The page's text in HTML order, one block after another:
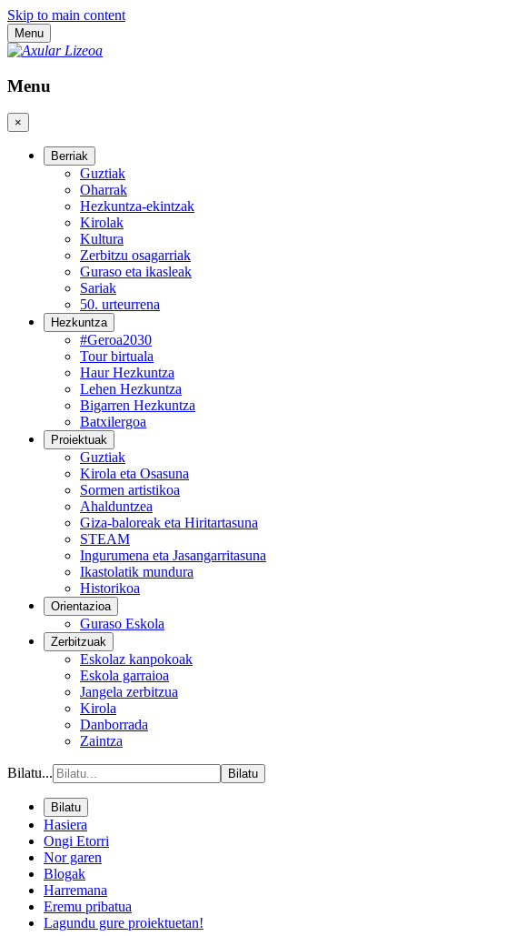
Skip to main content
Menu
Menu
×
Berriak
Guztiak
Oharrak
Hezkuntza-ekintzak
Kirolak
Kultura
Zerbitzu osagarriak
Guraso eta ikasleak
Sariak
50. urteurrena
Hezkuntza
#Geroa2030
Tour birtuala
Haur Hezkuntza
Lehen Hezkuntza
Bigarren Hezkuntza
Batxilergoa
Proiektuak
Guztiak
Kirola eta Osasuna
Sormen artistikoa
Ahalduntzea
Giza-baloreak eta Hiritartasuna
STEAM
Ingurumena eta Jasangarritasuna
Ikastolatik mundura
Historikoa
Orientazioa
Guraso Eskola
Zerbitzuak
Eskolaz kanpokoak
Eskola garraioa
Jangela zerbitzua
Kirola
Danborrada
Zaintza
Bilatu... Bilatu
Bilatu
Hasiera
Ongi Etorri
Nor garen
Blogak
Harremana
Eremu pribatua
Lagundu gure proiektuetan!